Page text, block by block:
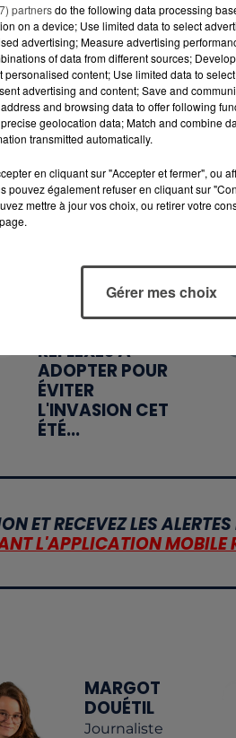
6 août 2026
POURQUOI LES
BOUTEILLES D'EAU
DISPARAISSENT
5 août 2026
RÉFLEXES À
ADOPTER POUR
ÉVITER
L'INVASION CET
ÉTÉ...
ET RECEVEZ LES
L'APPLICATION MOBILE
MARGOT
DOUÉTIL
Journaliste
partnersdo the following data processing
on a device; Use limited data to select
advertising; Measure advertising
of data from different sources;
personalised content; Use limited data to
advertising and content; Save and
and browsing data to offer following
geolocation data; Match and combine
transmitted automatically.
en cliquant sur "Accepter et fermer", ou
pouvez également refuser en cliquant sur
mettre à jour vos choix, ou retirer votre
Gérer mes choix